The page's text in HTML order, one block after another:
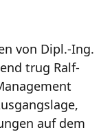
von Dipl.-Ing.
trug Ralf-
auf dem